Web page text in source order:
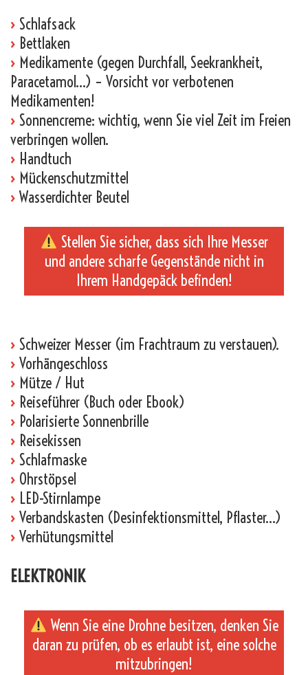
› Schlafsack
› Bettlaken
› Medikamente (gegen Durchfall, Seekrankheit,
Paracetamol…) – Vorsicht vor verbotenen
Medikamenten!
› Sonnencreme: wichtig, wenn Sie viel Zeit im Freien
verbringen wollen.
› Handtuch
› Mückenschutzmittel
› Wasserdichter Beutel
Stellen Sie sicher, dass sich Ihre Messer
und andere scharfe Gegenstände nicht in
Ihrem Handgepäck befinden!
› Schweizer Messer (im Frachtraum zu verstauen).
› Vorhängeschloss
› Mütze / Hut
› Reiseführer (Buch oder Ebook)
› Polarisierte Sonnenbrille
› Reisekissen
› Schlafmaske
› Ohrstöpsel
› LED-Stirnlampe
› Verbandskasten (Desinfektionsmittel, Pflaster…)
› Verhütungsmittel
ELEKTRONIK
Wenn Sie eine Drohne besitzen, denken Sie
daran zu prüfen, ob es erlaubt ist, eine solche
mitzubringen!